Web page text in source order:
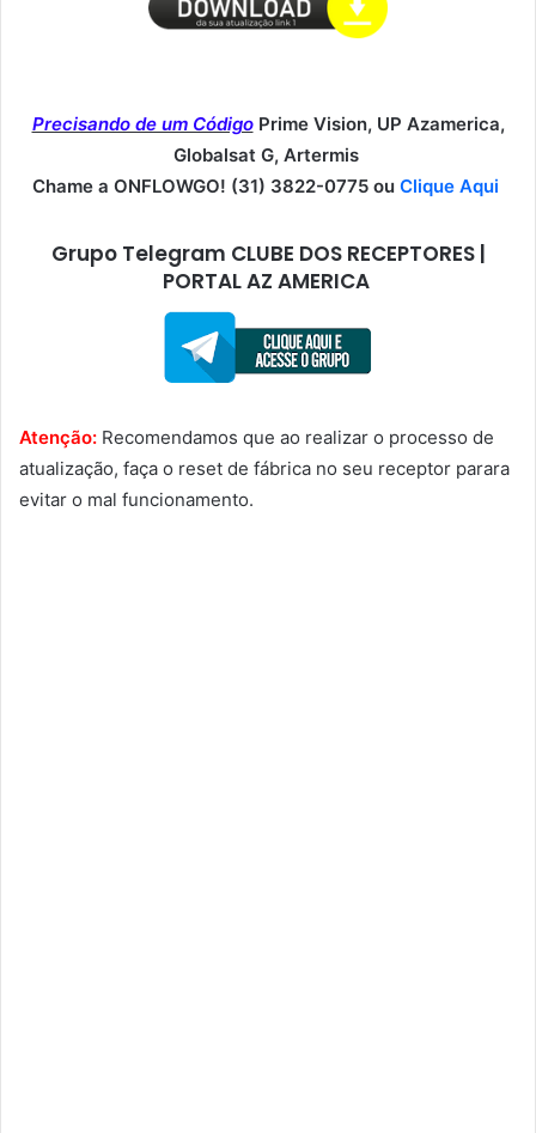
Precisando de um Código Prime Vision, UP Azamerica,
Globalsat G, Artermis
Chame a ONFLOWGO! (31) 3822-0775 ou Clique Aqui
Grupo Telegram CLUBE DOS RECEPTORES |
PORTAL AZ AMERICA
Atenção: Recomendamos que ao realizar o processo de
atualização, faça o reset de fábrica no seu receptor parara
evitar o mal funcionamento.